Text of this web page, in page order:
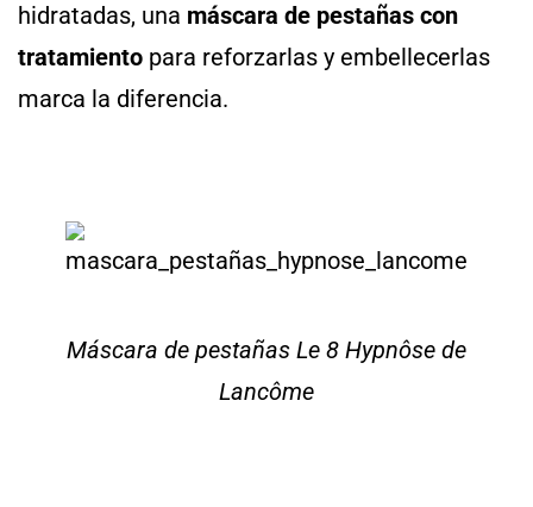
hidratadas, una máscara de pestañas con
tratamiento para reforzarlas y embellecerlas
marca la diferencia.
Máscara de pestañas Le 8 Hypnôse de
Lancôme